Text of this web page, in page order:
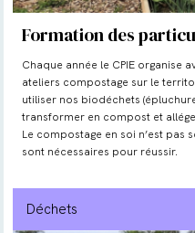
Formation des
Chaque année le CPIE organise
ateliers compostage sur le
utiliser nos biodéchets
transformer en compost et
Le compostage en soi n’est pas
sont nécessaires pour réussir.
Déchets